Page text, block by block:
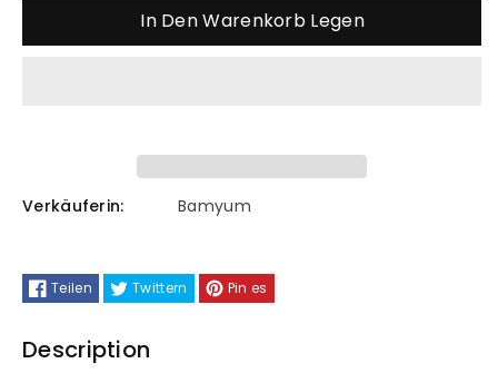
Stehlampe
Modern
Deko
Metall
die
Stehlampe
Modern
Deko
Metall
In Den Warenkorb Legen
Verkäuferin: Bamyum
Teilen Twittern Pin es
Description